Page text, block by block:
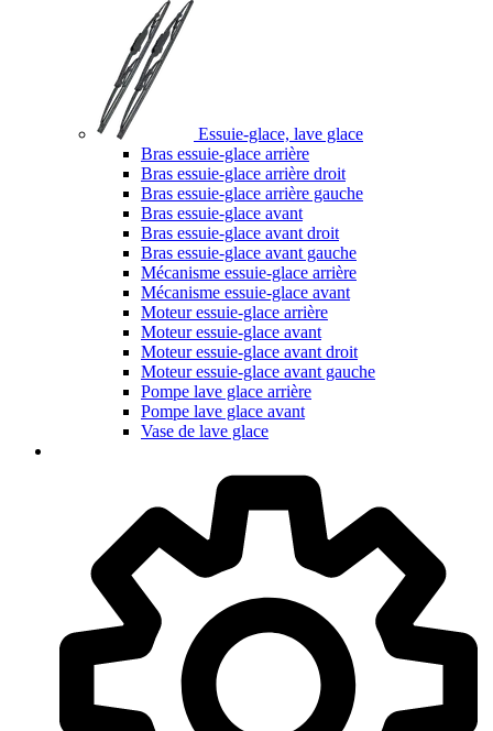
Essuie-glace, lave glace
Bras essuie-glace arrière
Bras essuie-glace arrière droit
Bras essuie-glace arrière gauche
Bras essuie-glace avant
Bras essuie-glace avant droit
Bras essuie-glace avant gauche
Mécanisme essuie-glace arrière
Mécanisme essuie-glace avant
Moteur essuie-glace arrière
Moteur essuie-glace avant
Moteur essuie-glace avant droit
Moteur essuie-glace avant gauche
Pompe lave glace arrière
Pompe lave glace avant
Vase de lave glace